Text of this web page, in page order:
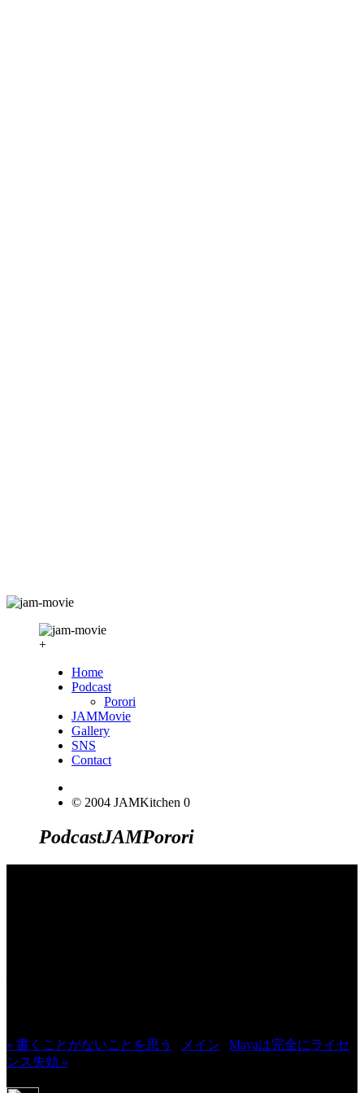
+
Home
Podcast
Porori
JAMMovie
Gallery
SNS
Contact
© 2004 JAMKitchen 0
PodcastJAMPorori
« 書くことがないことを思う メイン
Mayaは完全にライセ
ンス失効 »